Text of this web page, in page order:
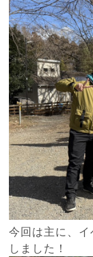
今回は主に、
しました！